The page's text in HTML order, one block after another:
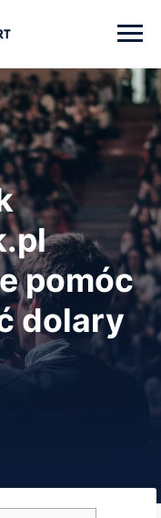
pomóc
dolary